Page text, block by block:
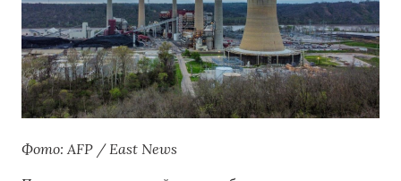
Фото: AFP / East News